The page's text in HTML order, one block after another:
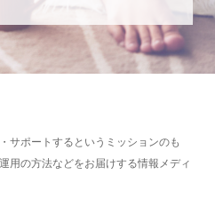
サポートするというミッションのも
用の方法などをお届けする情報メディ